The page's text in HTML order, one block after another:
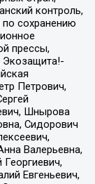
контроль,
сохранению
прессы,
Экозащита!-
Петрович,
Шнырова
Сидорович
Валерьевна,
Евгеньевич,